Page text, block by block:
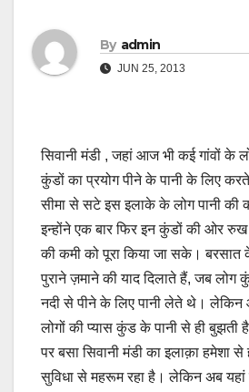
By admin
JUN 25, 2013
सिवानी मंडी , जहां आज भी कई गांवों के
कुंडों का प्रयोग पीने के पानी के लिए
सीमा से सटे इस इलाके के लोग पानी
इन्होंने एक बार फिर इन कुंडों की ओर रुख
की कमी को पूरा किया जा सके।
पुराने ज़माने की याद दिलाते हैं, जब लोग
नदी से पीने के लिए पानी लेते थे। लेकिन
लोगों की प्यास कुंड के पानी से ही बुझती
पर बसा सिवानी मंडी का इलाक़ा हमेशा
सुविधा से महरूम रहा है। लेकिन अब यहां